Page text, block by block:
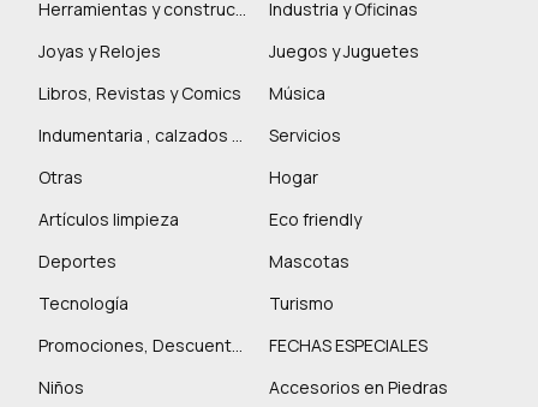
Herramientas y construcción
Industria y Oficinas
Joyas y Relojes
Juegos y Juguetes
Libros, Revistas y Comics
Música
Indumentaria , calzados y marroquinería
Servicios
Otras
Hogar
Artículos limpieza
Eco friendly
Deportes
Mascotas
Tecnología
Turismo
Promociones, Descuentos y más
FECHAS ESPECIALES
Niños
Accesorios en Piedras